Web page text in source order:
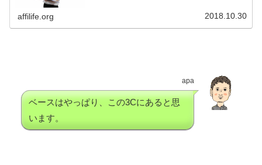
affilife.org 2018.10.30
apa
ベースはやっぱり、この3Cにあると思
います。